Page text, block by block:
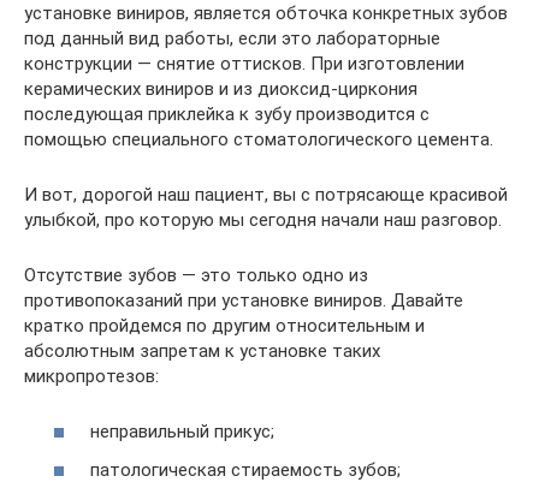
установке виниров, является обточка конкретных зубов
под данный вид работы, если это лабораторные
конструкции — снятие оттисков. При изготовлении
керамических виниров и из диоксид-циркония
последующая приклейка к зубу производится с
помощью специального стоматологического цемента.
И вот, дорогой наш пациент, вы с потрясающе красивой
улыбкой, про которую мы сегодня начали наш разговор.
Отсутствие зубов — это только одно из
противопоказаний при установке виниров. Давайте
кратко пройдемся по другим относительным и
абсолютным запретам к установке таких
микропротезов:
неправильный прикус;
патологическая стираемость зубов;